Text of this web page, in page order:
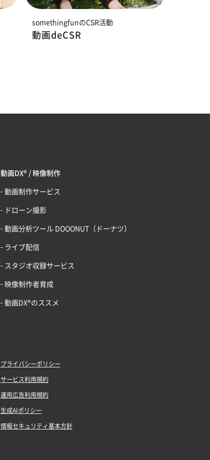
somethingfunのCSR活動
動画deCSR
動画DX® / 映像制作
動画制作サービス
ドローン撮影
動画分析ツール DOOONUT（ドーナツ）
ライブ配信
スタジオ収録サービス
映像制作者育成
動画DX®のススメ
プライバシーポリシー
サービス利用規約
運用広告利用規約
生成AIポリシー
情報セキュリティ基本方針